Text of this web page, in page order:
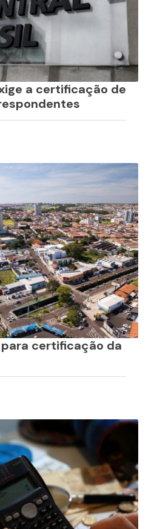
a certificação de
certificação da